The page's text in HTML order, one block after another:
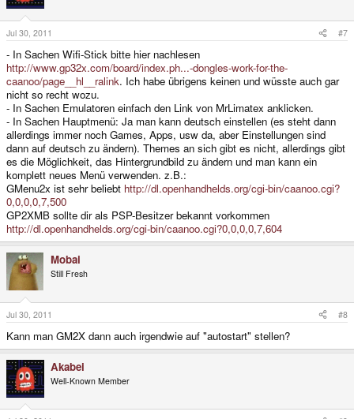
Jul 30, 2011 #7
- In Sachen Wifi-Stick bitte hier nachlesen
http://www.gp32x.com/board/index.ph...-dongles-work-for-the-
caanoo/page__hl__ralink. Ich habe übrigens keinen und wüsste auch gar
nicht so recht wozu.
- In Sachen Emulatoren einfach den Link von MrLimatex anklicken.
- In Sachen Hauptmenü: Ja man kann deutsch einstellen (es steht dann
allerdings immer noch Games, Apps, usw da, aber Einstellungen sind
dann auf deutsch zu ändern). Themes an sich gibt es nicht, allerdings gibt
es die Möglichkeit, das Hintergrundbild zu ändern und man kann ein
komplett neues Menü verwenden. z.B.:
GMenu2x ist sehr beliebt http://dl.openhandhelds.org/cgi-bin/caanoo.cgi?
0,0,0,0,7,500
GP2XMB sollte dir als PSP-Besitzer bekannt vorkommen
http://dl.openhandhelds.org/cgi-bin/caanoo.cgi?0,0,0,0,7,604
Mobai
Still Fresh
Jul 30, 2011 #8
Kann man GM2X dann auch irgendwie auf "autostart" stellen?
Akabei
Well-Known Member